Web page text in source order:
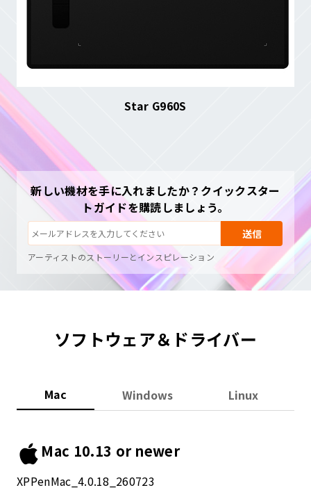
Star G960S
新しい機材を手に入れましたか？クイックスター
トガイドを購読しましょう。
送信
購読解除：いつでもワンクリック
描画チュートリアル
ヒントとトラブルシューティング
新製品情報と特別オファー
アーティストのストーリーとインスピレーション
月1〜2通、スパムはなし
メールはリクエストした内容の送信にのみ使用されます
ソフトウェア＆ドライバー
Mac Windows Linux
Mac 10.13 or newer
XPPenMac_4.0.18_260723